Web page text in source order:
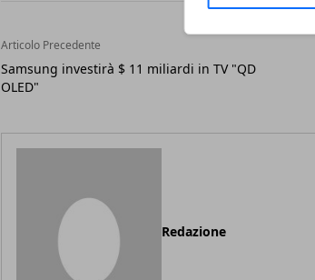
Articolo Precedente
Samsung investirà $ 11 miliardi in TV "QD
OLED"
Redazione